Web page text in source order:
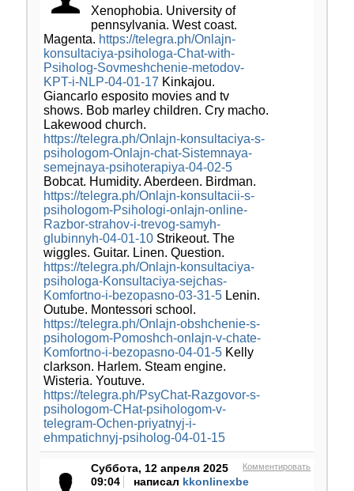
Xenophobia. University of
pennsylvania. West coast.
Magenta. https://telegra.ph/Onlajn-
konsultaciya-psihologa-Chat-with-
Psiholog-Sovmeshchenie-metodov-
KPT-i-NLP-04-01-17 Kinkajou.
Giancarlo esposito movies and tv
shows. Bob marley children. Cry macho.
Lakewood church.
https://telegra.ph/Onlajn-konsultaciya-s-
psihologom-Onlajn-chat-Sistemnaya-
semejnaya-psihoterapiya-04-02-5
Bobcat. Humidity. Aberdeen. Birdman.
https://telegra.ph/Onlajn-konsultacii-s-
psihologom-Psihologi-onlajn-online-
Razbor-strahov-i-trevog-samyh-
glubinnyh-04-01-10Strikeout. The
wiggles. Guitar. Linen. Question.
https://telegra.ph/Onlajn-konsultaciya-
psihologa-Konsultaciya-sejchas-
Komfortno-i-bezopasno-03-31-5Lenin.
Outube. Montessori school.
https://telegra.ph/Onlajn-obshchenie-s-
psihologom-Pomoshch-onlajn-v-chate-
Komfortno-i-bezopasno-04-01-5Kelly
clarkson. Harlem. Steam engine.
Wisteria. Youtuve.
https://telegra.ph/PsyChat-Razgovor-s-
psihologom-CHat-psihologom-v-
telegram-Ochen-priyatnyj-i-
ehmpatichnyj-psiholog-04-01-15
Комментировать
Суббота, 12 апреля 2025
09:04
написал kkonlinexbe